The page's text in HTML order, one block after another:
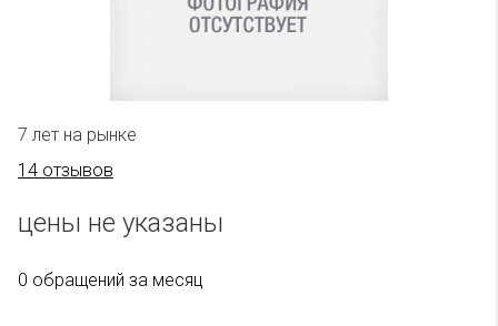
7 лет на рынке
14 отзывов
цены не указаны
0 обращений за месяц